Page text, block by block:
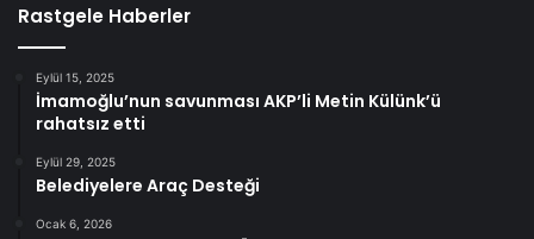
Rastgele Haberler
Eylül 15, 2025
İmamoğlu’nun savunması AKP’li Metin Külünk’ü
rahatsız etti
Eylül 29, 2025
Belediyelere Araç Desteği
Ocak 6, 2026